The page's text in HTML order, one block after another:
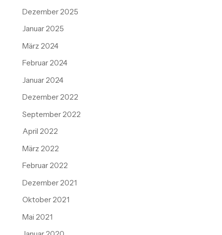
Dezember 2025
Januar 2025
März 2024
Februar 2024
Januar 2024
Dezember 2022
September 2022
April 2022
März 2022
Februar 2022
Dezember 2021
Oktober 2021
Mai 2021